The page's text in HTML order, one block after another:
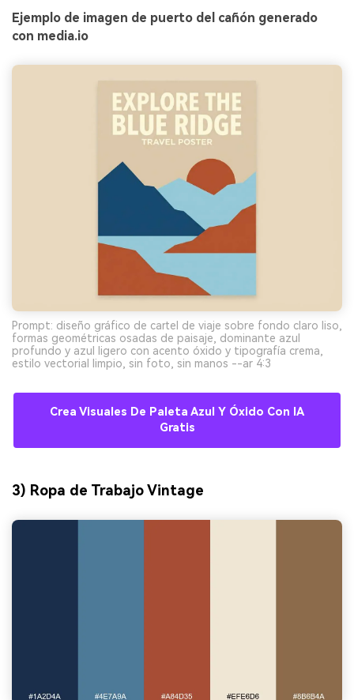
Ejemplo de imagen de puerto del cañón generado
con media.io
Prompt: diseño gráfico de cartel de viaje sobre fondo claro liso,
formas geométricas osadas de paisaje, dominante azul
profundo y azul ligero con acento óxido y tipografía crema,
estilo vectorial limpio, sin foto, sin manos --ar 4:3
Crea Visuales De Paleta Azul Y Óxido Con IA
Gratis
3) Ropa de Trabajo Vintage